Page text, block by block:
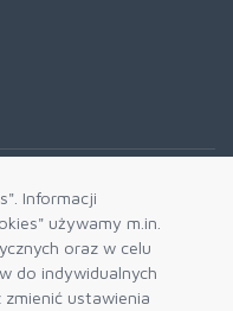
Informacji
używamy m.in.
oraz w celu
do indywidualnych
ustawienia